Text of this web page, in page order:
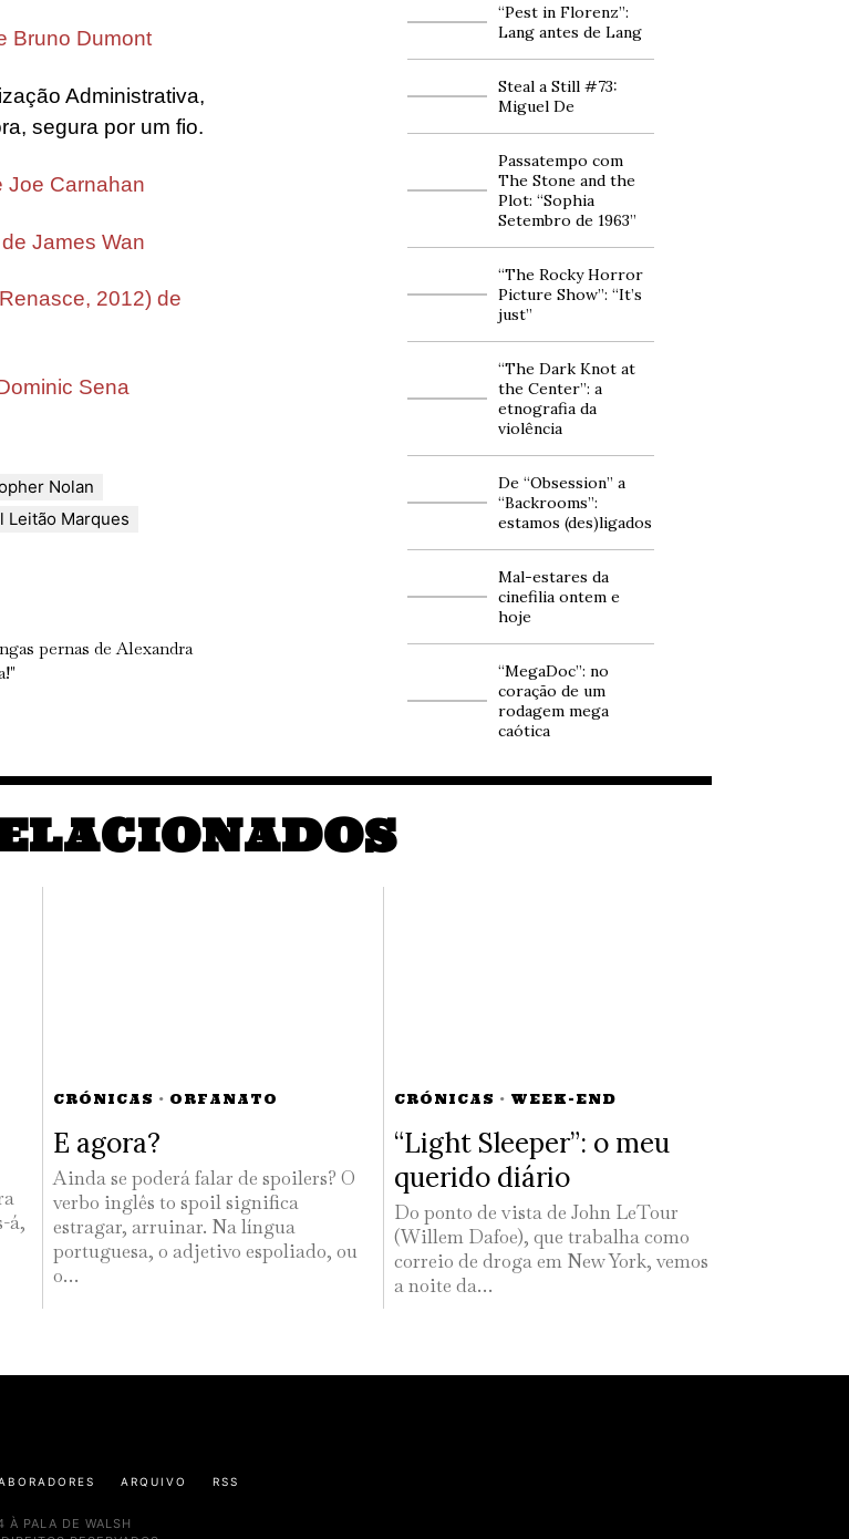
Nolan
Leitão Marques
pernas de Alexandra
“Pest in Florenz”:
Lang antes de Lang
Steal a Still #73:
Miguel De
Passatempo com
The Stone and the
Plot: “Sophia
Setembro de 1963”
“The Rocky Horror
Picture Show”: “It’s
just”
“The Dark Knot at
the Center”: a
etnografia da
violência
De “Obsession” a
“Backrooms”:
estamos (des)ligados
Mal-estares da
cinefilia ontem e
hoje
“MegaDoc”: no
coração de um
rodagem mega
caótica
á,
CRÓNICAS · ORFANATO
E agora?
Ainda se poderá falar de spoilers? O
verbo inglês to spoil significa
estragar, arruinar. Na língua
portuguesa, o adjetivo espoliado, ou
o…
CRÓNICAS · WEEK-END
“Light Sleeper”: o meu
querido diário
Do ponto de vista de John LeTour
(Willem Dafoe), que trabalha como
correio de droga em New York, vemos
a noite da…
ARQUIVO RSS
PALA DE WALSH